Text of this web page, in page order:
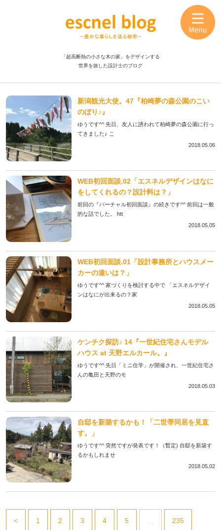
「超高断熱の小さな木の家」をデザインする
世界を旅した設計士のブログ
新潟観光大使。47『柏崎夢の森公園のこい
のぼり♪』
ゆうです^^ 先日、友人に誘われて柏崎夢の森公園に行っ
てきました♪ こ
2018.05.06
WEB初回面談.02「エスネルデザインはなに
をしてくれるの？設計料は？」
前回の『バーチャル初回面談』の続きです^^ 前回は一般
的な話でした。 htt
2018.05.05
WEB初回面談.01「設計事務所とハウスメー
カーの違いは？」
ゆうです^^ 家づくりを検討する中で 「エスネルデザイ
ンはなにが出来るの？家
2018.05.05
ケンチク探訪♪ 14『一世紀住宅さんモデル
ハウス at 天野エルカール。』
ゆうです^^ 先日「ミニ住学」が開催され、一世紀住宅さ
んの亀田と天野のモ
2018.05.03
自邸を新築するかも！「二世帯同居を見直
す。」
ゆうです^^ 突然ですが発表です！（暫定) 自邸を新築す
るかもしれませ
2018.05.02
< 1 2 3 4 5 … 235